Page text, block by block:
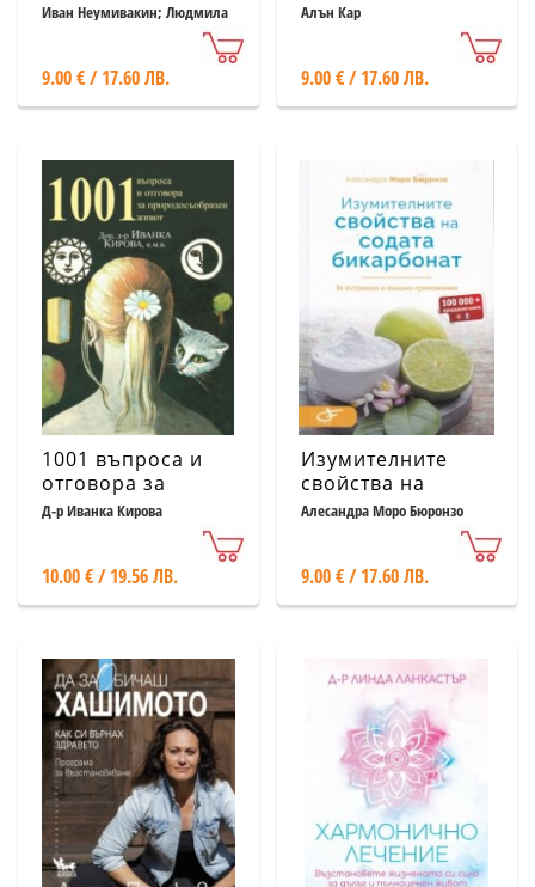
Иван Неумивакин; Людмила
9.00 € / 17.60 ЛВ.
Алън Кар
9.00 € / 17.60 ЛВ.
1001 въпроса и
отговора за
природосъобразен
Д-р Иванка Кирова
10.00 € / 19.56 ЛВ.
Изумителните
свойства на
содата
Алесандра Моро Бюронзо
9.00 € / 17.60 ЛВ.